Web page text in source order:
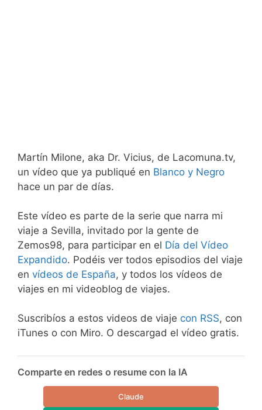
Martín Milone, aka Dr. Vicius, de Lacomuna.tv,
un vídeo que ya publiqué en Blanco y Negro
hace un par de días.
Este vídeo es parte de la serie que narra mi
viaje a Sevilla, invitado por la gente de
Zemos98, para participar en el Día del Vídeo
Expandido. Podéis ver todos episodios del viaje
en vídeos de España, y todos los vídeos de
viajes en mi videoblog de viajes.
Suscribíos a estos videos de viaje con RSS, con
iTunes o con Miro. O descargad el vídeo gratis.
Comparte en redes o resume con la IA
Claude